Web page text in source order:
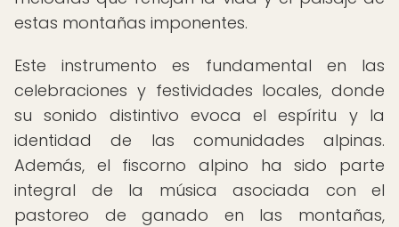
estas montañas imponentes.
Este instrumento es fundamental en las
celebraciones y festividades locales, donde
su sonido distintivo evoca el espíritu y la
identidad de las comunidades alpinas.
Además, el fiscorno alpino ha sido parte
integral de la música asociada con el
pastoreo de ganado en las montañas,